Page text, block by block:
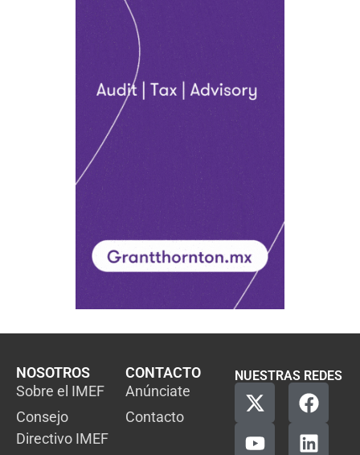
NOSOTROS
Sobre el IMEF
Consejo
Directivo IMEF
CONTACTO
Anúnciate
Contacto
NUESTRAS REDES